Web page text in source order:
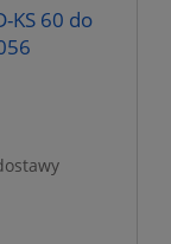
KS 60 do